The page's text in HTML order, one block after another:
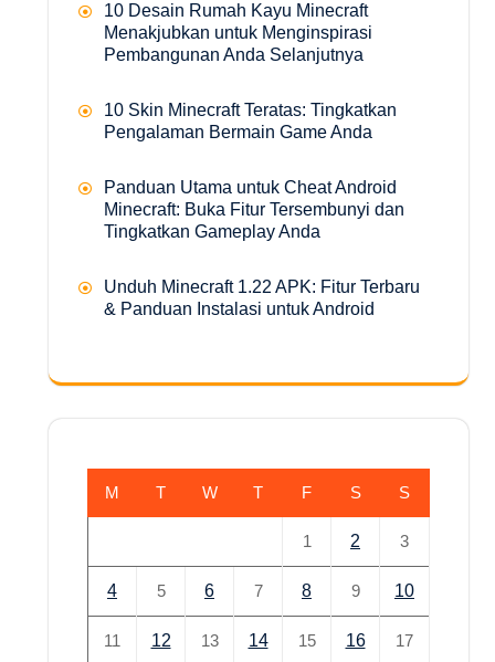
10 Desain Rumah Kayu Minecraft
Menakjubkan untuk Menginspirasi
Pembangunan Anda Selanjutnya
10 Skin Minecraft Teratas: Tingkatkan
Pengalaman Bermain Game Anda
Panduan Utama untuk Cheat Android
Minecraft: Buka Fitur Tersembunyi dan
Tingkatkan Gameplay Anda
Unduh Minecraft 1.22 APK: Fitur Terbaru
& Panduan Instalasi untuk Android
M T W T F S S
1 2 3
4 5 6 7 8 9 10
11 12 13 14 15 16 17